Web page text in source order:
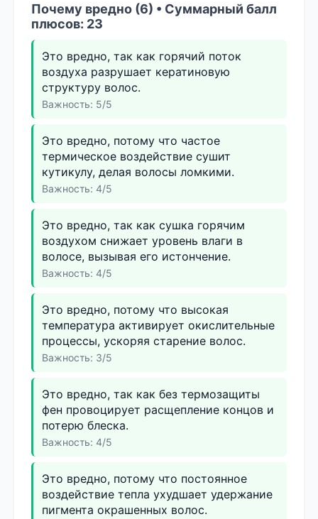
Почему вредно (6) • Суммарный балл
плюсов: 23
Это вредно, так как горячий поток
воздуха разрушает кератиновую
структуру волос.
Важность: 5/5
Это вредно, потому что частое
термическое воздействие сушит
кутикулу, делая волосы ломкими.
Важность: 4/5
Это вредно, так как сушка горячим
воздухом снижает уровень влаги в
волосе, вызывая его истончение.
Важность: 4/5
Это вредно, потому что высокая
температура активирует окислительные
процессы, ускоряя старение волос.
Важность: 3/5
Это вредно, так как без термозащиты
фен провоцирует расщепление концов и
потерю блеска.
Важность: 4/5
Это вредно, потому что постоянное
воздействие тепла ухудшает удержание
пигмента окрашенных волос.